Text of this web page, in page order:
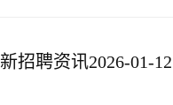
招聘资讯2026-01-12